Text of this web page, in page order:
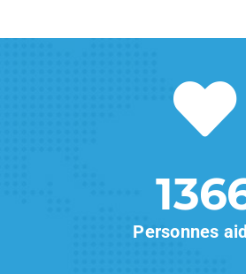
Personnes